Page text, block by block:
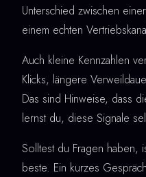
Unterschied zwischen
einem echten
Auch kleine Kennzahlen
Klicks, längere
Das sind Hinweise, dass
lernst du, diese Signale
Solltest du Fragen
beste. Ein kurzes